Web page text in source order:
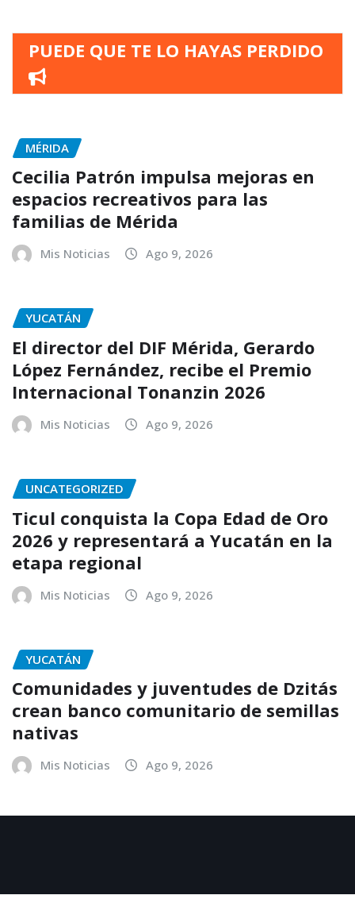
PUEDE QUE TE LO HAYAS PERDIDO
MÉRIDA
Cecilia Patrón impulsa mejoras en
espacios recreativos para las
familias de Mérida
Mis Noticias Ago 9, 2026
YUCATÁN
El director del DIF Mérida, Gerardo
López Fernández, recibe el Premio
Internacional Tonanzin 2026
Mis Noticias Ago 9, 2026
UNCATEGORIZED
Ticul conquista la Copa Edad de Oro
2026 y representará a Yucatán en la
etapa regional
Mis Noticias Ago 9, 2026
YUCATÁN
Comunidades y juventudes de Dzitás
crean banco comunitario de semillas
nativas
Mis Noticias Ago 9, 2026